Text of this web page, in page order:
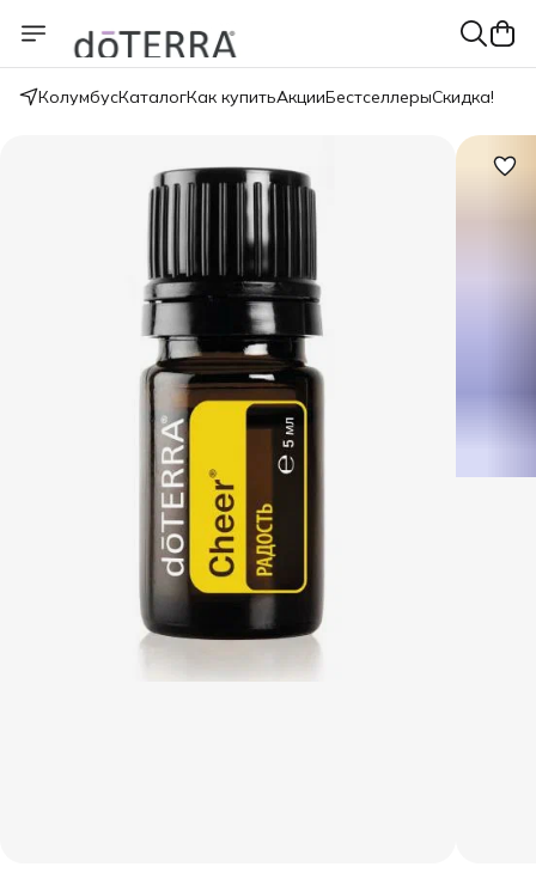
КолумбусКаталогКак купитьАкцииБестселлерыСкидка!